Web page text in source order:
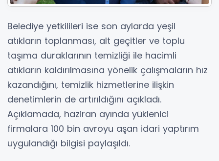
Belediye yetkilileri ise son aylarda yeşil
atıkların toplanması, alt geçitler ve toplu
taşıma duraklarının temizliği ile hacimli
atıkların kaldırılmasına yönelik çalışmaların hız
kazandığını, temizlik hizmetlerine ilişkin
denetimlerin de artırıldığını açıkladı.
Açıklamada, haziran ayında yüklenici
firmalara 100 bin avroyu aşan idari yaptırım
uygulandığı bilgisi paylaşıldı.